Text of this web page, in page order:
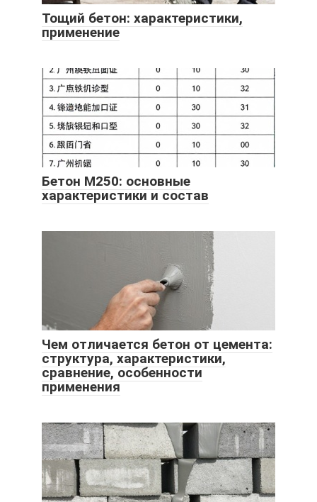
Тощий бетон: характеристики,
применение
Бетон М250: основные
характеристики и состав
Чем отличается бетон от цемента:
структура, характеристики,
сравнение, особенности
применения